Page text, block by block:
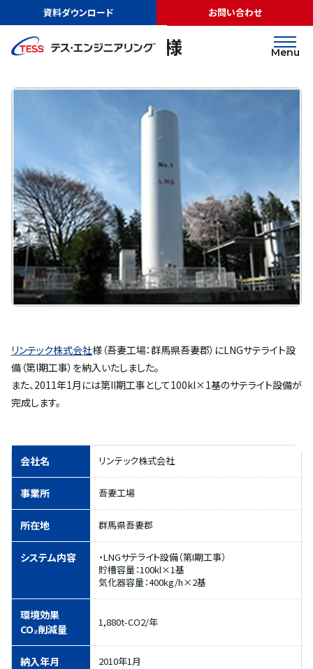
資料ダウンロード お問い合わせ
Menu
実績紹介 リンテック株式会社様
LNGサテライト
リンテック株式会社様
リンテック株式会社様（吾妻工場：群馬県吾妻郡）にLNGサテライト設
備（第I期工事）を納入いたしました。
また、2011年1月には第II期工事として100kl×1基のサテライト設備が
完成します。
会社名 リンテック株式会社
事業所 吾妻工場
所在地 群馬県吾妻郡
システム内容
・LNGサテライト設備（第I期工事）
貯槽容量：100kl×1基
気化器容量：400kg/h×2基
環境効果
CO₂削減量
1,880t-CO2/年
納入年月 2010年1月